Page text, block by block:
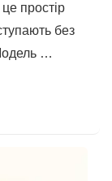
простір
без
…